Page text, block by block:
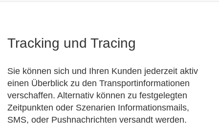
Tracking und Tracing
Sie können sich und Ihren Kunden jederzeit aktiv
einen Überblick zu den Transportinformationen
verschaffen. Alternativ können zu festgelegten
Zeitpunkten oder Szenarien Informationsmails,
SMS, oder Pushnachrichten versandt werden.